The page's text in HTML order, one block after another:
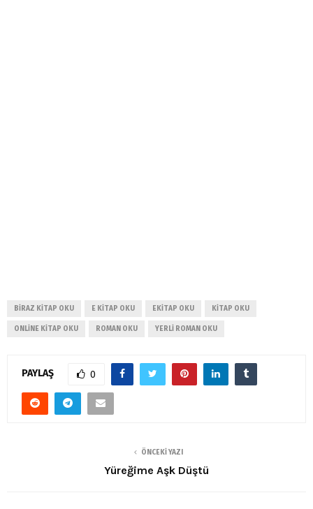
BIRAZ KITAP OKU E KITAP OKU EKITAP OKU KITAP OKU
ONLINE KITAP OKU ROMAN OKU YERLI ROMAN OKU
PAYLAŞ 0
ÖNCEKI YAZI
Yüreğime Aşk Düştü